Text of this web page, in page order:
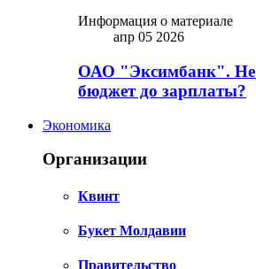
Информация о материале
апр 05 2026
ОАО "Эксимбанк". Не
бюджет до зарплаты?
Экономика
Организации
Квинт
Букет Молдавии
Правительство